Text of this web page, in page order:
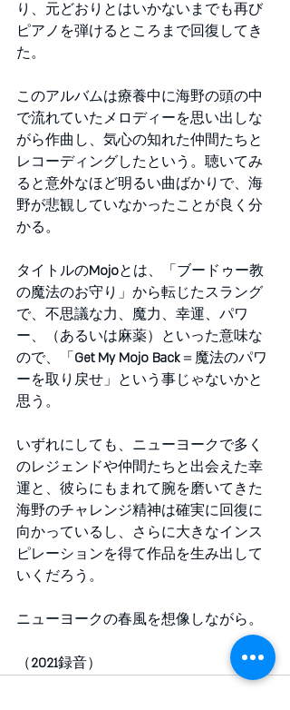
り、元どおりとはいかないまでも再び
ピアノを弾けるところまで回復してき
た。
このアルバムは療養中に海野の頭の中
で流れていたメロディーを思い出しな
がら作曲し、気心の知れた仲間たちと
レコーディングしたという。聴いてみ
ると意外なほど明るい曲ばかりで、海
野が悲観していなかったことが良く分
かる。
タイトルのMojoとは、「ブードゥー教
の魔法のお守り」から転じたスラング
で、不思議な力、魔力、幸運、パワ
ー、（あるいは麻薬）といった意味な
ので、「 Get My Mojo Back ＝魔法のパワ
ーを取り戻せ」という事じゃないかと
思う。
いずれにしても、ニューヨークで多く
のレジェンドや仲間たちと出会えた幸
運と、彼らにもまれて腕を磨いてきた
海野のチャレンジ精神は確実に回復に
向かっているし、さらに大きなインス
ピレーションを得て作品を生み出して
いくだろう。
ニューヨークの春風を想像しながら。
（2021録音）